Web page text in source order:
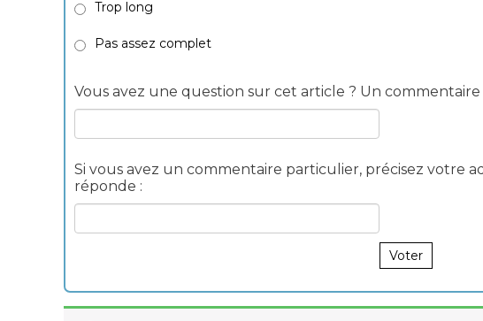
Trop long
Pas assez complet
Vous avez une question sur cet article ? Un commentaire
Si vous avez un commentaire particulier, précisez votre
réponde :
Voter